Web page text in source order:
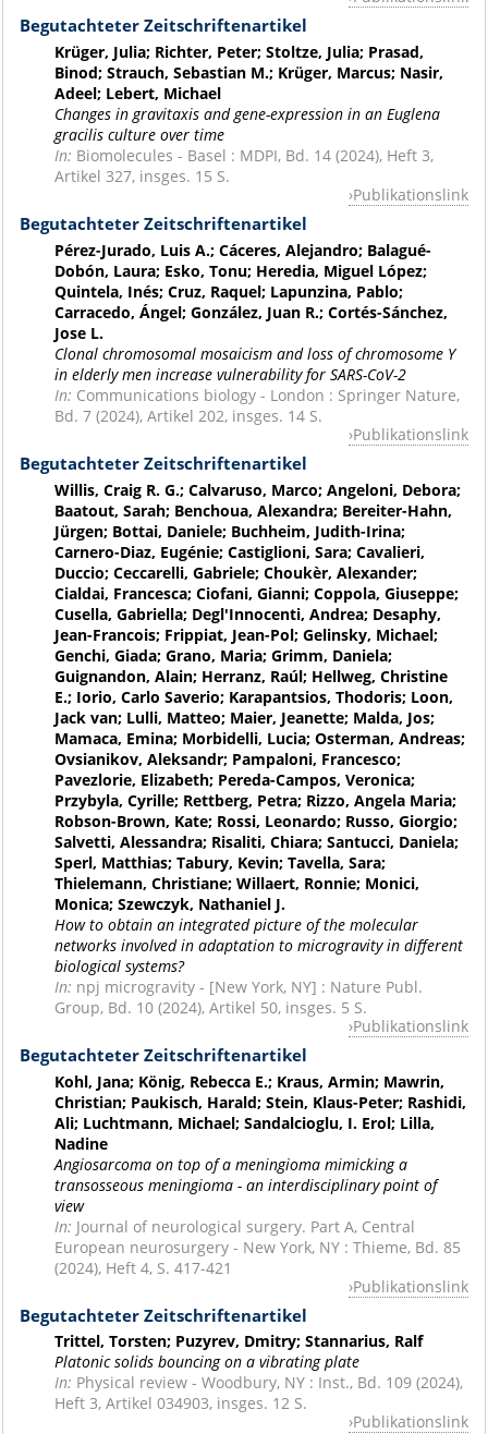
Begutachteter Zeitschriftenartikel
Krüger, Julia; Richter, Peter; Stoltze, Julia; Prasad,
Binod; Strauch, Sebastian M.; Krüger, Marcus; Nasir,
Adeel; Lebert, Michael
Changes in gravitaxis and gene-expression in an Euglena
gracilis culture over time
In: Biomolecules - Basel : MDPI, Bd. 14 (2024), Heft 3,
Artikel 327, insges. 15 S.
Publikationslink
Begutachteter Zeitschriftenartikel
Pérez-Jurado, Luis A.; Cáceres, Alejandro; Balagué-
Dobón, Laura; Esko, Tonu; Heredia, Miguel López;
Quintela, Inés; Cruz, Raquel; Lapunzina, Pablo;
Carracedo, Ángel; González, Juan R.; Cortés-Sánchez,
Jose L.
Clonal chromosomal mosaicism and loss of chromosome Y
in elderly men increase vulnerability for SARS-CoV-2
In: Communications biology - London : Springer Nature,
Bd. 7 (2024), Artikel 202, insges. 14 S.
Publikationslink
Begutachteter Zeitschriftenartikel
Willis, Craig R. G.; Calvaruso, Marco; Angeloni, Debora;
Baatout, Sarah; Benchoua, Alexandra; Bereiter-Hahn,
Jürgen; Bottai, Daniele; Buchheim, Judith-Irina;
Carnero-Diaz, Eugénie; Castiglioni, Sara; Cavalieri,
Duccio; Ceccarelli, Gabriele; Choukèr, Alexander;
Cialdai, Francesca; Ciofani, Gianni; Coppola, Giuseppe;
Cusella, Gabriella; Degl'Innocenti, Andrea; Desaphy,
Jean-Francois; Frippiat, Jean-Pol; Gelinsky, Michael;
Genchi, Giada; Grano, Maria; Grimm, Daniela;
Guignandon, Alain; Herranz, Raúl; Hellweg, Christine
E.; Iorio, Carlo Saverio; Karapantsios, Thodoris; Loon,
Jack van; Lulli, Matteo; Maier, Jeanette; Malda, Jos;
Mamaca, Emina; Morbidelli, Lucia; Osterman, Andreas;
Ovsianikov, Aleksandr; Pampaloni, Francesco;
Pavezlorie, Elizabeth; Pereda-Campos, Veronica;
Przybyla, Cyrille; Rettberg, Petra; Rizzo, Angela Maria;
Robson-Brown, Kate; Rossi, Leonardo; Russo, Giorgio;
Salvetti, Alessandra; Risaliti, Chiara; Santucci, Daniela;
Sperl, Matthias; Tabury, Kevin; Tavella, Sara;
Thielemann, Christiane; Willaert, Ronnie; Monici,
Monica; Szewczyk, Nathaniel J.
How to obtain an integrated picture of the molecular
networks involved in adaptation to microgravity in different
biological systems?
In: npj microgravity - [New York, NY] : Nature Publ.
Group, Bd. 10 (2024), Artikel 50, insges. 5 S.
Publikationslink
Begutachteter Zeitschriftenartikel
Kohl, Jana; König, Rebecca E.; Kraus, Armin; Mawrin,
Christian; Paukisch, Harald; Stein, Klaus-Peter; Rashidi,
Ali; Luchtmann, Michael; Sandalcioglu, I. Erol; Lilla,
Nadine
Angiosarcoma on top of a meningioma mimicking a
transosseous meningioma - an interdisciplinary point of
view
In: Journal of neurological surgery. Part A, Central
European neurosurgery - New York, NY : Thieme, Bd. 85
(2024), Heft 4, S. 417-421
Publikationslink
Begutachteter Zeitschriftenartikel
Trittel, Torsten; Puzyrev, Dmitry; Stannarius, Ralf
Platonic solids bouncing on a vibrating plate
In: Physical review - Woodbury, NY : Inst., Bd. 109 (2024),
Heft 3, Artikel 034903, insges. 12 S.
Publikationslink